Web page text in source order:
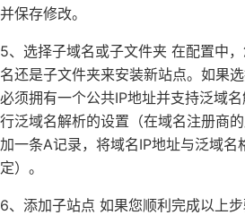
并保存修改。
5、选择子域名或子文件夹 在配置中
名还是子文件夹来安装新站点。如果
必须拥有一个公共IP地址并支持泛域
行泛域名解析的设置（在域名注册商
加一条A记录，将域名IP地址与泛域
定）。
6、添加子站点 如果您顺利完成以上